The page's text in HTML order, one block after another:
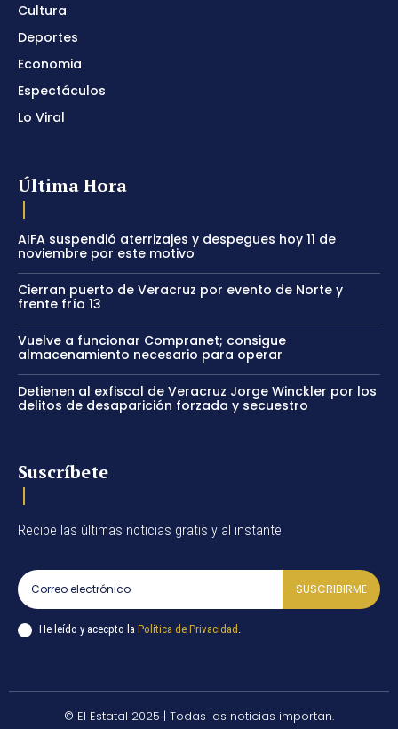
Cultura
Deportes
Economia
Espectáculos
Lo Viral
Última Hora
AIFA suspendió aterrizajes y despegues hoy 11 de
noviembre por este motivo
Cierran puerto de Veracruz por evento de Norte y
frente frío 13
Vuelve a funcionar Compranet; consigue
almacenamiento necesario para operar
Detienen al exfiscal de Veracruz Jorge Winckler por los
delitos de desaparición forzada y secuestro
Suscríbete
Recibe las últimas noticias gratis y al instante
SUSCRIBIRME
He leído y acecpto la Política de Privacidad .
© El Estatal 2025 | Todas las noticias importan.